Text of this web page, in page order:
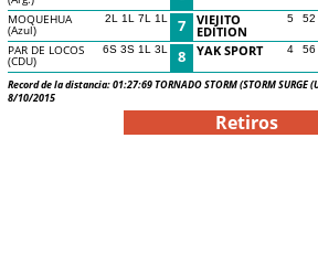
MOQUEHUA
(Azul)
2L 1L 7L 1L 7 VIEJITO
EDITION
5 52
PAR DE LOCOS
(CDU)
6S 3S 1L 3L 8 YAK SPORT 4 56
Record de la distancia: 01:27:69 TORNADO STORM (STORM SURGE
8/10/2015
Retiros